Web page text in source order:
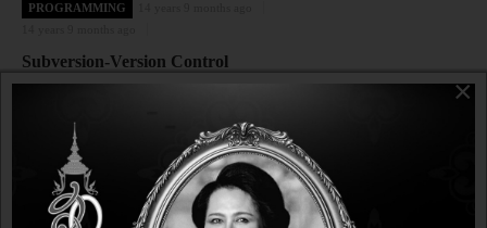
PROGRAMMING
Subversion-Version Control
×